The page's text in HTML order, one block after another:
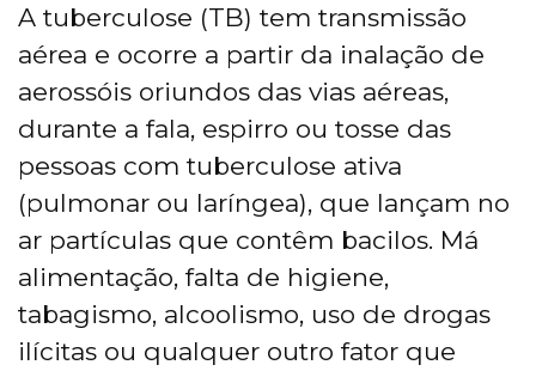
A tuberculose (TB) tem transmissão
aérea e ocorre a partir da inalação de
aerossóis oriundos das vias aéreas,
durante a fala, espirro ou tosse das
pessoas com tuberculose ativa
(pulmonar ou laríngea), que lançam no
ar partículas que contêm bacilos. Má
alimentação, falta de higiene,
tabagismo, alcoolismo, uso de drogas
ilícitas ou qualquer outro fator que